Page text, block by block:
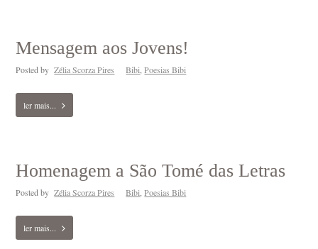
Mensagem aos Jovens!
Posted by Zélia Scorza Pires Bibi,Poesias Bibi
ler mais...
Homenagem a São Tomé das Letras
Posted by Zélia Scorza Pires Bibi,Poesias Bibi
ler mais...